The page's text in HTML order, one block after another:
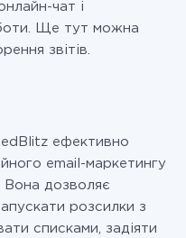
чат і
Ще тут можна
звітів.
ефективно
email-маркетингу
Вона дозволяє
розсилки з
списками, задіяти